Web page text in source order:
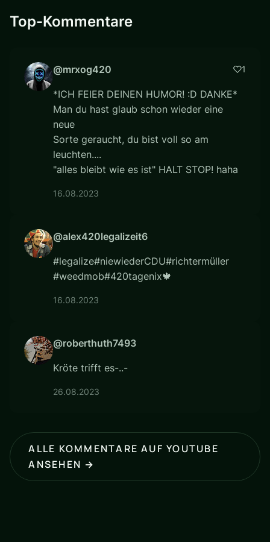
Top-Kommentare
@mrxog420 1
*ICH FEIER DEINEN HUMOR! :D DANKE*
Man du hast glaub schon wieder eine
neue
Sorte geraucht, du bist voll so am
leuchten....
"alles bleibt wie es ist" HALT STOP! haha
16.08.2023
@alex420legalizeit6
#legalize#niewiederCDU#richtermüller
#weedmob#420tagenix🍁
16.08.2023
@roberthuth7493
Kröte trifft es-..-
26.08.2023
ALLE KOMMENTARE AUF YOUTUBE
ANSEHEN →